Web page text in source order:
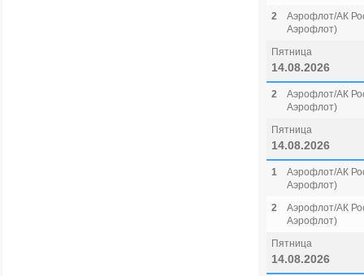
2
Аэрофлот/АК
Аэрофлот)
Пятница
14.08.2026
2
Аэрофлот/АК
Аэрофлот)
Пятница
14.08.2026
1
Аэрофлот/АК
Аэрофлот)
2
Аэрофлот/АК
Аэрофлот)
Пятница
14.08.2026